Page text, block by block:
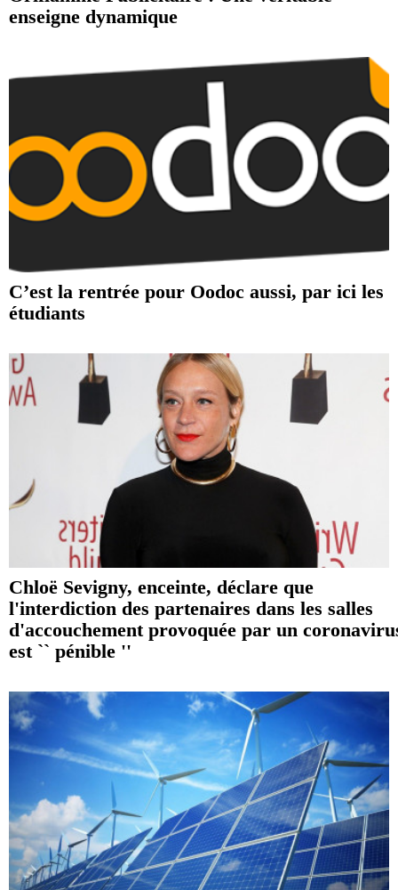
enseigne dynamique
C’est la rentrée pour Oodoc aussi, par ici les
étudiants
Chloë Sevigny, enceinte, déclare que
l'interdiction des partenaires dans les salles
d'accouchement provoquée par un
est `` pénible ''